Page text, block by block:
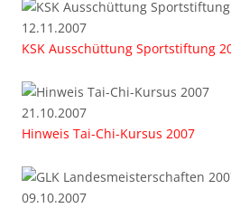
12.11.2007
KSK Ausschüttung Sportstiftung
21.10.2007
Hinweis Tai-Chi-Kursus 2007
09.10.2007